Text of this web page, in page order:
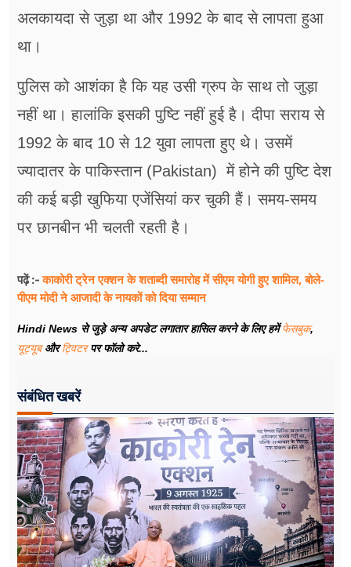
अलकायदा से जुड़ा था और 1992 के बाद से लापता हुआ
था।
पुलिस को आशंका है कि यह उसी ग्रुप के साथ तो जुड़ा
नहीं था। हालांकि इसकी पुष्टि नहीं हुई है। दीपा सराय से
1992 के बाद 10 से 12 युवा लापता हुए थे। उसमें
ज्यादातर के पाकिस्तान (Pakistan) में होने की पुष्टि देश
की कई बड़ी खुफिया एजेंसियां कर चुकी हैं। समय-समय
पर छानबीन भी चलती रहती है।
पढ़ें :-काकोरी ट्रेन एक्शन के शताब्दी समारोह में सीएम योगी हुए शामिल, बोले-
पीएम मोदी ने आजादी के नायकों को दिया सम्मान
Hindi News से जुड़े अन्य अपडेट लगातार हासिल करने के लिए हमेंफेसबुक,
यूट्यूबऔरट्विटरपर फॉलो करे...
संबंधित खबरें